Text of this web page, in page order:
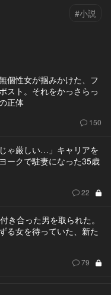
#小説
個性女が掴みかけた、フ
スト。それをかっさらっ
正体
150
ゃ厳しい…」キャリアを
ークで駐妻になった35歳
22
き合った男を取られた。
る女を待っていた、新た
79